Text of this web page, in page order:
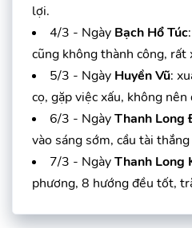
lợi.
4/3 - Ngày Bạch Hổ Túc
cũng không thành công, rất
5/3 - Ngày Huyền Vũ:
cọ, gặp việc xấu, không nên
6/3 - NgàyThanh Long
vào sáng sớm, cầu tài
7/3 - NgàyThanh Long
phương, 8 hướng đều tốt,